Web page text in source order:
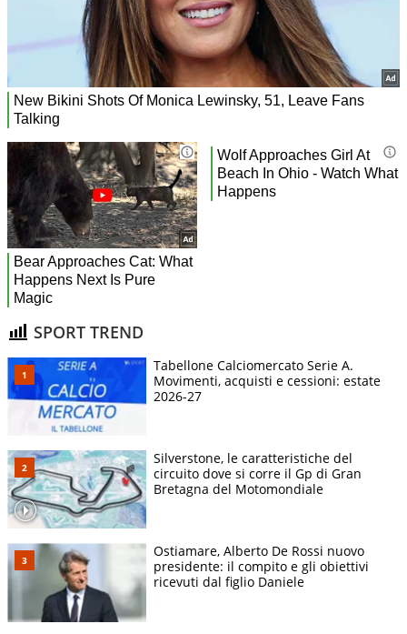
SPORT TREND
Tabellone Calciomercato Serie A.
Movimenti, acquisti e cessioni: estate
2026-27
Silverstone, le caratteristiche del
circuito dove si corre il Gp di Gran
Bretagna del Motomondiale
Ostiamare, Alberto De Rossi nuovo
presidente: il compito e gli obiettivi
ricevuti dal figlio Daniele